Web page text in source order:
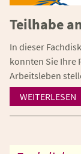
Teilhabe
In dieser
konnten Sie Ihre
Arbeitsleben
WEITERLESEN